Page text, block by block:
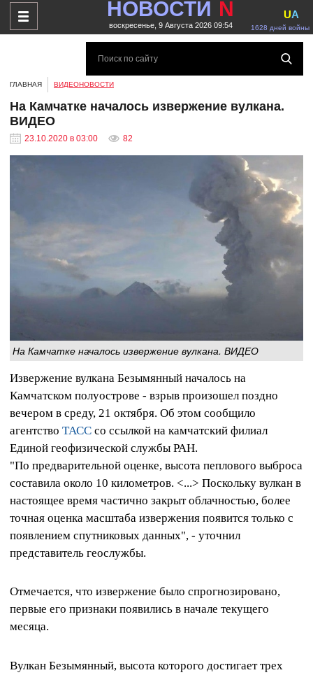
НОВОСТИ N
воскресенье, 9 Августа 2026 09:54 1628 дней войны
UA
ГЛАВНАЯ ВИДЕОНОВОСТИ
На Камчатке началось извержение вулкана.
ВИДЕО
23.10.2020 в 03:00 82
На Камчатке началось извержение вулкана. ВИДЕО
Извержение вулкана Безымянный началось на
Камчатском полуострове - взрыв произошел поздно
вечером в среду, 21 октября. Об этом сообщило
агентство ТАСС со ссылкой на камчатский филиал
Единой геофизической службы РАН.
"По предварительной оценке, высота пеплового выброса
составила около 10 километров. <...> Поскольку вулкан в
настоящее время частично закрыт облачностью, более
точная оценка масштаба извержения появится только с
появлением спутниковых данных", - уточнил
представитель геослужбы.
Отмечается, что извержение было спрогнозировано,
первые его признаки появились в начале текущего
месяца.
Вулкан Безымянный, высота которого достигает трех